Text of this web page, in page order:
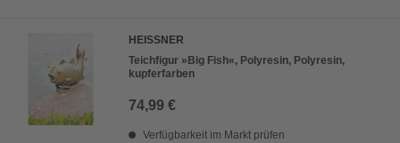
HEISSNER
Teichfigur »Big Fish«, Polyresin, Polyresin,
kupferfarben
74,99 €
Verfügbarkeit im Markt prüfen